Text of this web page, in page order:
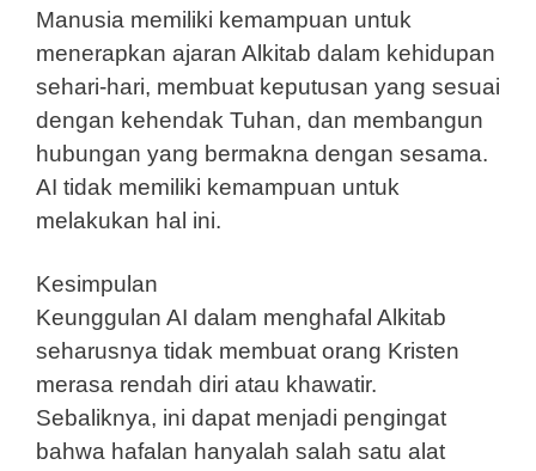
Manusia memiliki kemampuan untuk
menerapkan ajaran Alkitab dalam kehidupan
sehari-hari, membuat keputusan yang sesuai
dengan kehendak Tuhan, dan membangun
hubungan yang bermakna dengan sesama.
AI tidak memiliki kemampuan untuk
melakukan hal ini.
Kesimpulan
Keunggulan AI dalam menghafal Alkitab
seharusnya tidak membuat orang Kristen
merasa rendah diri atau khawatir.
Sebaliknya, ini dapat menjadi pengingat
bahwa hafalan hanyalah salah satu alat